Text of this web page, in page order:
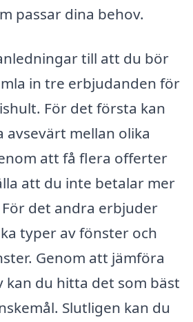
passar dina behov.
till att du bör
in tre erbjudanden för
För det första kan
avsevärt mellan olika
att få flera offerter
att du inte betalar mer
det andra erbjuder
typer av fönster och
Genom att jämföra
kan du hitta det som bäst
Slutligen kan du